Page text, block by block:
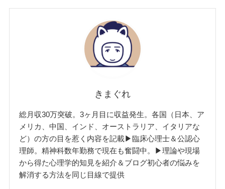
きまぐれ
総月収30万突破。3ヶ月目に収益発生。各国（日本、ア
メリカ、中国、インド、オーストラリア、イタリアな
ど）の方の目を惹く内容を記載▶︎臨床心理士＆公認心
理師。精神科数年勤務で現在も奮闘中。▶︎理論や現場
から得た心理学的知見を紹介＆ブログ初心者の悩みを
解消する方法を同じ目線で提供